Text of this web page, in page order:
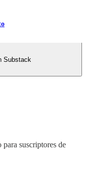
Substack
suscriptores de